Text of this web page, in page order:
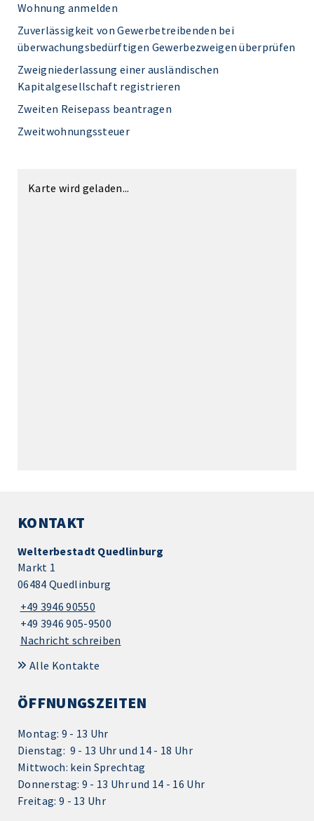
Wohnung anmelden
Zuverlässigkeit von Gewerbetreibenden bei
überwachungsbedürftigen Gewerbezweigen überprüfen
Zweigniederlassung einer ausländischen
Kapitalgesellschaft registrieren
Zweiten Reisepass beantragen
Zweitwohnungssteuer
Karte wird geladen...
KONTAKT
Welterbestadt Quedlinburg
Markt 1
06484 Quedlinburg
+49 3946 90550
+49 3946 905-9500
Nachricht schreiben
Alle Kontakte
ÖFFNUNGSZEITEN
Montag: 9 - 13 Uhr
Dienstag: 9 - 13 Uhr und 14 - 18 Uhr
Mittwoch: kein Sprechtag
Donnerstag: 9 - 13 Uhr und 14 - 16 Uhr
Freitag: 9 - 13 Uhr